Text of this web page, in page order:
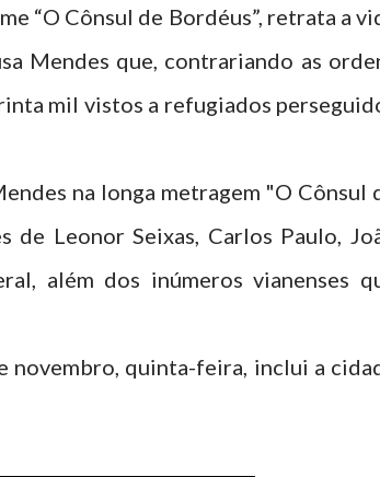
“O Cônsul de Bordéus”, retrata a
Mendes que, contrariando as
mil vistos a refugiados
na longa metragem "O Cônsul
de Leonor Seixas, Carlos Paulo,
além dos inúmeros vianenses
novembro, quinta-feira, inclui a